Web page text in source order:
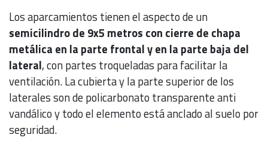
Los aparcamientos tienen el aspecto de un
semicilindro de 9x5 metros con cierre de chapa
metálica en la parte frontal y en la parte baja del
lateral, con partes troqueladas para facilitar la
ventilación. La cubierta y la parte superior de los
laterales son de policarbonato transparente anti
vandálico y todo el elemento está anclado al suelo por
seguridad.